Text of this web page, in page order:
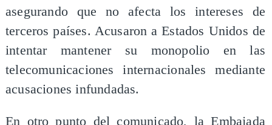
asegurando que no afecta los intereses de
terceros países. Acusaron a Estados Unidos de
intentar mantener su monopolio en las
telecomunicaciones internacionales mediante
acusaciones infundadas.
En otro punto del comunicado, la Embajada